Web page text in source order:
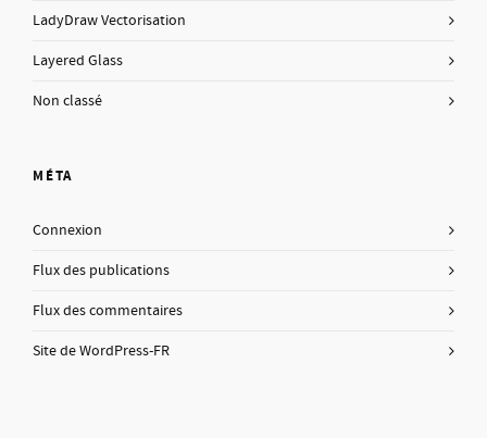
LadyDraw Vectorisation
Layered Glass
Non classé
MÉTA
Connexion
Flux des publications
Flux des commentaires
Site de WordPress-FR